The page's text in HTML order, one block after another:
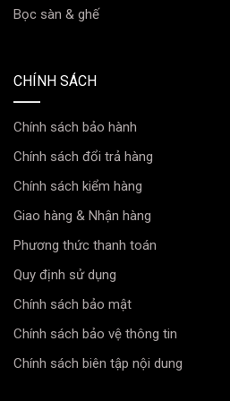
dễ bị tổn thương nhất trước
chế nước bắn vào các
toàn tuyệt đối cho “trái tim”
Bọc sàn & ghế
CHÍNH SÁCH
Chính sách bảo hành
Chính sách đổi trả hàng
Chính sách kiểm hàng
Giao hàng & Nhận hàng
Phương thức thanh toán
Quy định sử dụng
Chính sách bảo mật
Chính sách bảo vệ thông tin
Chính sách biên tập nội dung